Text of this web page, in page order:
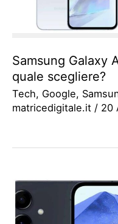
Samsung Galaxy
quale scegliere?
Tech, Google,
matricedigitale.it / 20